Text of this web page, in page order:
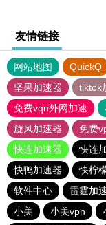
友情链接
网站地图 QuickQ
坚果加速器
tiktok
免费vqn外网加速
旋风加速器
免费
快连加速器
快连
快鸭加速器
快柠
软件中心
雷霆加
小美
小美vpn